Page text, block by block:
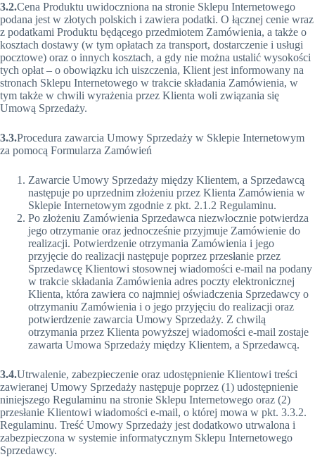
3.2.Cena Produktu uwidoczniona na stronie Sklepu Internetowego
podana jest w złotych polskich i zawiera podatki. O łącznej cenie wraz
z podatkami Produktu będącego przedmiotem Zamówienia, a także o
kosztach dostawy (w tym opłatach za transport, dostarczenie i usługi
pocztowe) oraz o innych kosztach, a gdy nie można ustalić wysokości
tych opłat – o obowiązku ich uiszczenia, Klient jest informowany na
stronach Sklepu Internetowego w trakcie składania Zamówienia, w
tym także w chwili wyrażenia przez Klienta woli związania się
Umową Sprzedaży.
3.3.Procedura zawarcia Umowy Sprzedaży w Sklepie Internetowym
za pomocą Formularza Zamówień
Zawarcie Umowy Sprzedaży między Klientem, a Sprzedawcą
następuje po uprzednim złożeniu przez Klienta Zamówienia w
Sklepie Internetowym zgodnie z pkt. 2.1.2 Regulaminu.
Po złożeniu Zamówienia Sprzedawca niezwłocznie potwierdza
jego otrzymanie oraz jednocześnie przyjmuje Zamówienie do
realizacji. Potwierdzenie otrzymania Zamówienia i jego
przyjęcie do realizacji następuje poprzez przesłanie przez
Sprzedawcę Klientowi stosownej wiadomości e-mail na podany
w trakcie składania Zamówienia adres poczty elektronicznej
Klienta, która zawiera co najmniej oświadczenia Sprzedawcy o
otrzymaniu Zamówienia i o jego przyjęciu do realizacji oraz
potwierdzenie zawarcia Umowy Sprzedaży. Z chwilą
otrzymania przez Klienta powyższej wiadomości e-mail zostaje
zawarta Umowa Sprzedaży między Klientem, a Sprzedawcą.
3.4.Utrwalenie, zabezpieczenie oraz udostępnienie Klientowi treści
zawieranej Umowy Sprzedaży następuje poprzez (1) udostępnienie
niniejszego Regulaminu na stronie Sklepu Internetowego oraz (2)
przesłanie Klientowi wiadomości e-mail, o której mowa w pkt. 3.3.2.
Regulaminu. Treść Umowy Sprzedaży jest dodatkowo utrwalona i
zabezpieczona w systemie informatycznym Sklepu Internetowego
Sprzedawcy.